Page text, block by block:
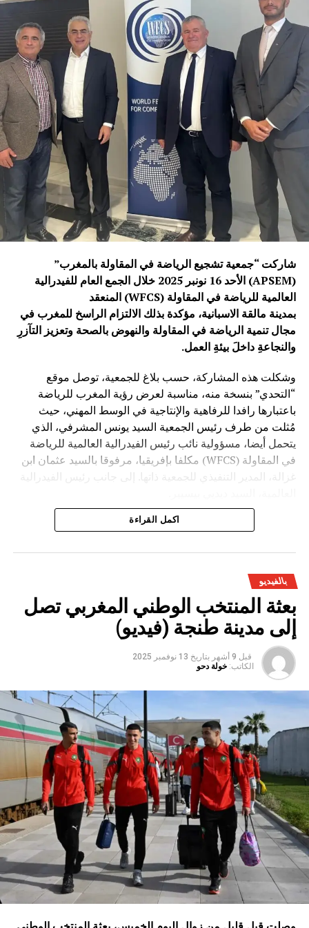
شاركت “جمعية تشجيع الرياضة في المقاولة بالمغرب”
(APSEM) الأحد 16 نونبر 2025 خلال الجمع العام للفيدرالية
العالمية للرياضة في المقاولة (WFCS) المنعقد
بمدينة مالقة الاسبانية، مؤكدة بذلك الالتزام الراسخ للمغرب في
مجال تنمية الرياضة في المقاولة والنهوض بالصحة وتعزيز التآزرِ
والنجاعةِ داخلَ بيئةِ العمل.
وشكلت هذه المشاركة، حسب بلاغ للجمعية، توصل موقع
“التحدي” بنسخة منه، مناسبة لعرض رؤية المغرب للرياضة
باعتبارها رافدا للرفاهية والإنتاجية في الوسط المهني، حيث
مُثلت من طرف رئيس الجمعية السيد يونس المشرفي، الذي
يتحمل أيضا، مسؤولية نائب رئيس الفيدرالية العالمية للرياضة
في المقاولة (WFCS) مكلفا بإفريقيا، مرفوقا بالسيد عثمان ابن
غزالة، المدير التنفيذي للجمعية ذاتها. إلى جانب رئيس الفيدرالية
وقد عرف الجمع العام، حسب ذات المصدر، تنظيم حفل تكريم
للسيد فيليزار ديريك، رئيس الفيدرالية الصربية، الذي وافته المنية
مؤخرا، إشادة بانخراطه القوي إزاء الرياضة في المقاولة عبر
العالم؛ليتداول الجمع العام بعد ذلك، سير التحضيرات للألعاب
العالمية لرياضة المقاولة لسنة 2026، المقرر تنظيمها في
مدينة فريدريكسهاون بالدانمارك؛ كما وقع الـاختيار على
مدينة مالقة لاحتضان الألعاب العالمية لرياضة المقاولة لسنة
2030؛إلى جانب تقديم عرض حول الإعداد لتنظيم ألعاب
الرياضات الشتوية للمقاولات الأوروبية لعام 2026 في
مدينة جاقة (Jaca)؛ وتعيين السيد مارك مارلو، رئيس جمعية
الرياضة للموظفين في مالطا (MESA)، عضوا في لجنة المراقبة
لدى الفيدرالية العالمية للرياضة في المقاولة (WFCS)
؛مع إعداد
اكمل القراءة
بالفيديو
بعثة المنتخب الوطني المغربي تصل
إلى مدينة طنجة (فيديو)
قبل 9 أشهر بتاريخ 13 نوفمبر 2025
الكاتب: خولة دحو